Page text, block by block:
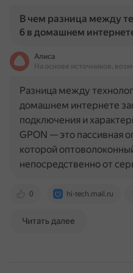
В чем разница между
6 в домашнем
Алиса
На основе источников,
0 hi-tech.mail.ru
Разница между
домашнем интернете
подключения и
GPON — это пассивная
которой
непосредственно от
Читать далее